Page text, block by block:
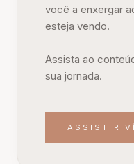
você a enxergar
esteja vendo.
Assista ao
sua jornada.
ASSISTIR